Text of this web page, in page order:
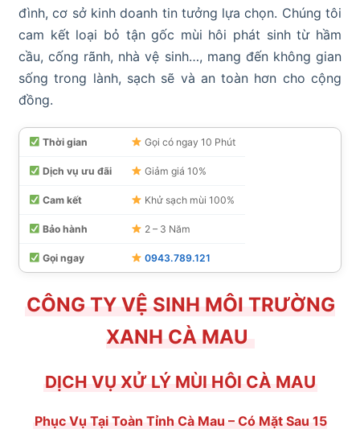
đình, cơ sở kinh doanh tin tưởng lựa chọn. Chúng tôi
cam kết loại bỏ tận gốc mùi hôi phát sinh từ hầm
cầu, cống rãnh, nhà vệ sinh…, mang đến không gian
sống trong lành, sạch sẽ và an toàn hơn cho cộng
đồng.
Thời gian Gọi có ngay 10 Phút
Dịch vụ ưu đãi Giảm giá 10%
Cam kết Khử sạch mùi 100%
Bảo hành 2 – 3 Năm
Gọi ngay 0943.789.121
CÔNG TY VỆ SINH MÔI TRƯỜNG
XANH CÀ MAU
DỊCH VỤ XỬ LÝ MÙI HÔI CÀ MAU
Phục Vụ Tại Toàn Tỉnh Cà Mau – Có Mặt Sau 15